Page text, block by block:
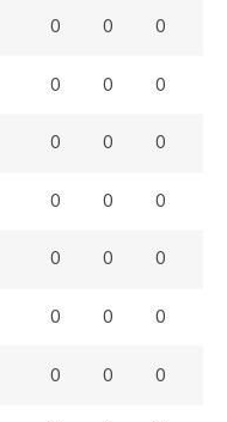
0 0 0
0 0 0
0 0 0
0 0 0
0 0 0
0 0 0
0 0 0